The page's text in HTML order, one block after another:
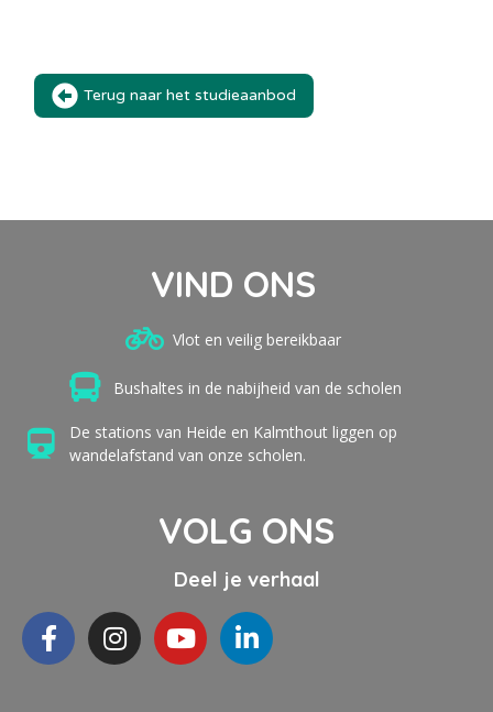
Terug naar het studieaanbod
VIND ONS
Vlot en veilig bereikbaar
Bushaltes in de nabijheid van de scholen
De stations van Heide en Kalmthout liggen op
wandelafstand van onze scholen.
VOLG ONS
Deel je verhaal